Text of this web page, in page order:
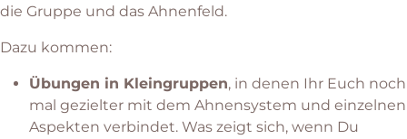
die Gruppe und das Ahnenfeld.
Dazu kommen:
Übungen in Kleingruppen, in denen Ihr Euch noch
mal gezielter mit dem Ahnensystem und einzelnen
Aspekten verbindet. Was zeigt sich, wenn Du